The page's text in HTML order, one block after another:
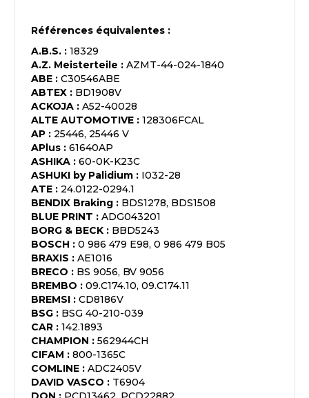
Références équivalentes :
A.B.S. : 18329
A.Z. Meisterteile : AZMT-44-024-1840
ABE : C30546ABE
ABTEX : BD1908V
ACKOJA : A52-40028
ALTE AUTOMOTIVE : 128306FCAL
AP : 25446, 25446 V
APlus : 61640AP
ASHIKA : 60-0K-K23C
ASHUKI by Palidium : I032-28
ATE : 24.0122-0294.1
BENDIX Braking : BDS1278, BDS1508
BLUE PRINT : ADG043201
BORG & BECK : BBD5243
BOSCH : 0 986 479 E98, 0 986 479 B05
BRAXIS : AE1016
BRECO : BS 9056, BV 9056
BREMBO : 09.C174.10, 09.C174.11
BREMSI : CD8186V
BSG : BSG 40-210-039
CAR : 142.1893
CHAMPION : 562944CH
CIFAM : 800-1365C
COMLINE : ADC2405V
DAVID VASCO : T6904